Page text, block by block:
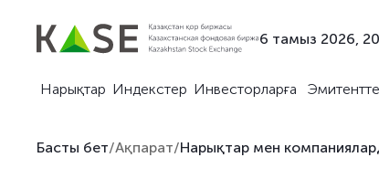
6 тамыз 2026,
Нарықтар Индекстер Инвесторларға
Басты бет/Ақпарат/Нарықтар мен